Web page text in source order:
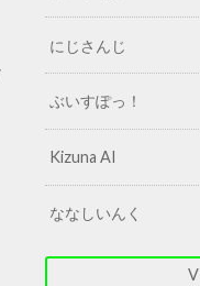
にじさんじ
ぶいすぽっ！
Kizuna AI
ななしいんく